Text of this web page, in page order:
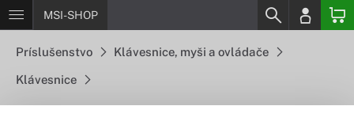
MSI-SHOP
Príslušenstvo Klávesnice, myši a ovládače
Klávesnice